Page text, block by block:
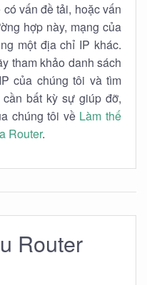
vấn đề tải, hoặc vấn
hợp này, mạng của
một địa chỉ IP khác.
tham khảo danh sách
của chúng tôi và tìm
bất kỳ sự giúp đỡ,
chúng tôi về Làm thế
Router.
Router